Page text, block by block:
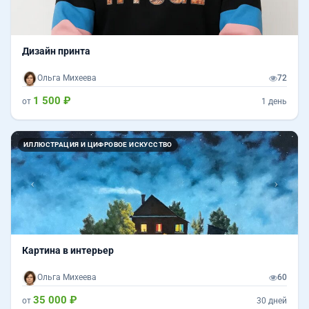
Дизайн принта
Ольга Михеева 72
от 1 500 ₽ 1 день
ИЛЛЮСТРАЦИЯ И ЦИФРОВОЕ ИСКУССТВО
Назад
Картина в интерьер
Ольга Михеева 60
от 35 000 ₽ 30 дней